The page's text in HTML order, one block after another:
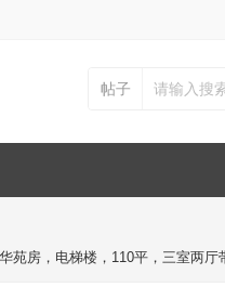
帖子
苑房，电梯楼，110平，三室两厅